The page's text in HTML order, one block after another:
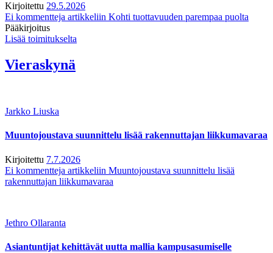
Kirjoitettu 29.5.2026
Ei kommentteja artikkeliin Kohti tuottavuuden parempaa puolta
Pääkirjoitus
Lisää toimitukselta
Vieraskynä
Jarkko Liuska
Muuntojoustava suunnittelu lisää rakennuttajan liikkumavaraa
Kirjoitettu 7.7.2026
Ei kommentteja artikkeliin Muuntojoustava suunnittelu lisää
rakennuttajan liikkumavaraa
Jethro Ollaranta
Asiantuntijat kehittävät uutta mallia kampusasumiselle